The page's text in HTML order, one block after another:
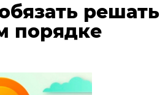
порядке